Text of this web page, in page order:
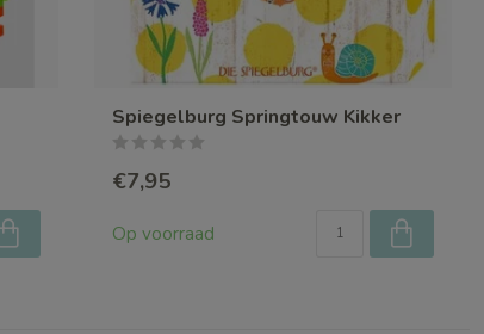
Spiegelburg Springtouw Kikker
€7,95
Op voorraad